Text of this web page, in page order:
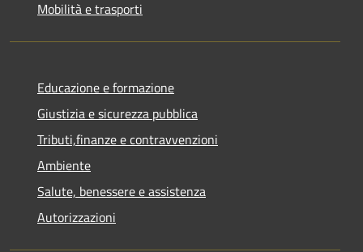
Mobilità e trasporti
Educazione e formazione
Giustizia e sicurezza pubblica
Tributi,finanze e contravvenzioni
Ambiente
Salute, benessere e assistenza
Autorizzazioni